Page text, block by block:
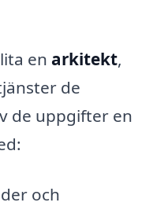
en arkitekt,
de
de uppgifter en
och